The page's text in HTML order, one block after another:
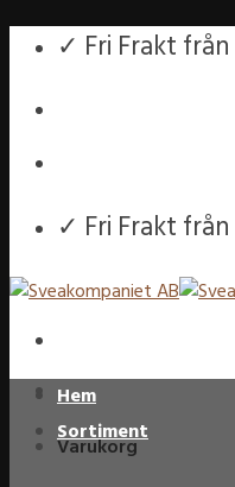
Skip
content
✓ Fri Frakt från
✓ Fri Frakt från
Varukorg
Hem
Sortiment